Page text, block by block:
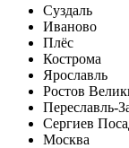
Суздаль
Иваново
Плёс
Кострома
Ярославль
Ростов
Переславль-
Сергиев
Москва